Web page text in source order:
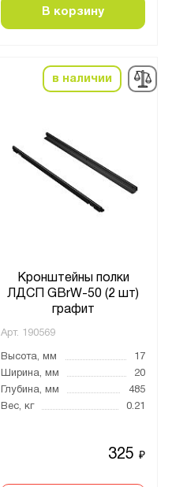
В корзину
в наличии
Кронштейны полки
ЛДСП GBrW-50 (2 шт)
графит
Арт. 190569
Высота, мм
17
Ширина, мм
20
Глубина, мм
485
Вес, кг
0.21
325₽
Сбросить